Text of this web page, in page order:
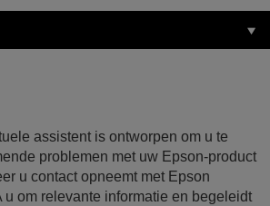
assistent is ontworpen om u te
problemen met uw Epson-product
u contact opneemt met Epson
u om relevante informatie en begeleidt